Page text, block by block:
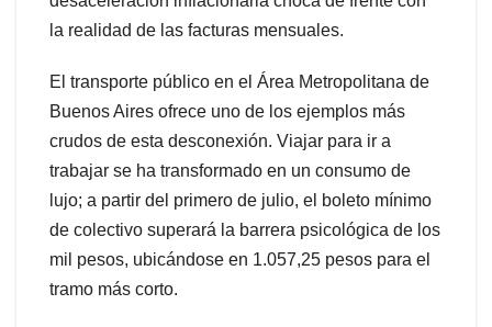
la realidad de las facturas mensuales.
El transporte público en el Área Metropolitana de
Buenos Aires ofrece uno de los ejemplos más
crudos de esta desconexión. Viajar para ir a
trabajar se ha transformado en un consumo de
lujo; a partir del primero de julio, el boleto mínimo
de colectivo superará la barrera psicológica de los
mil pesos, ubicándose en 1.057,25 pesos para el
tramo más corto.